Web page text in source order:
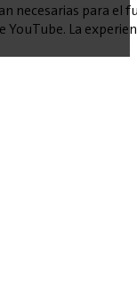
necesarias para
La